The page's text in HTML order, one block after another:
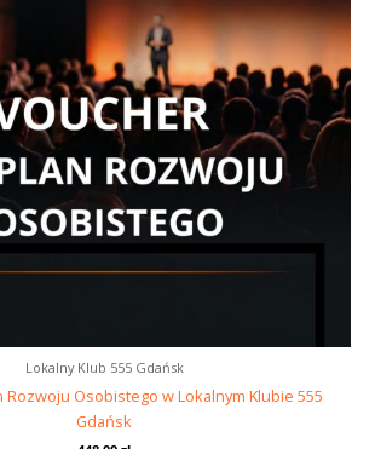
Lokalny Klub 555 Gdańsk
Rozwoju Osobistego w Lokalnym Klubie 555
Gdańsk